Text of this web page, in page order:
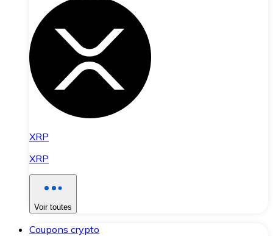
XRP
XRP
Voir toutes
Coupons crypto